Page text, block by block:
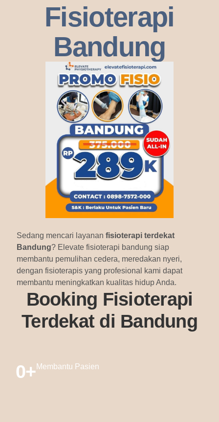
Fisioterapi
Bandung
Sedang mencari layanan fisioterapi terdekat
Bandung? Elevate fisioterapi bandung siap
membantu pemulihan cedera, meredakan nyeri,
dengan fisioterapis yang profesional kami dapat
membantu meningkatkan kualitas hidup Anda.
Booking Fisioterapi
Terdekat di Bandung
0+ Membantu Pasien